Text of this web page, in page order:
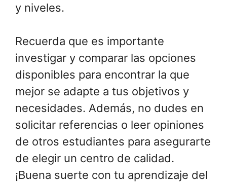
y niveles.
Recuerda que es importante
investigar y comparar las opciones
disponibles para encontrar la que
mejor se adapte a tus objetivos y
necesidades. Además, no dudes en
solicitar referencias o leer opiniones
de otros estudiantes para asegurarte
de elegir un centro de calidad.
¡Buena suerte con tu aprendizaje del